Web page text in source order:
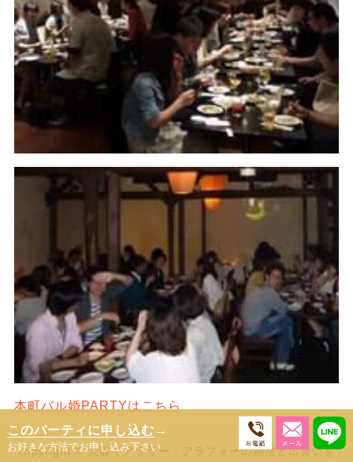
本町バル婚PARTYはこちら
このパーティに申し込む →
お好きな方法でお申し込み下さい
copyright © 大阪でアラサー・アラフォーの婚活と出会いを